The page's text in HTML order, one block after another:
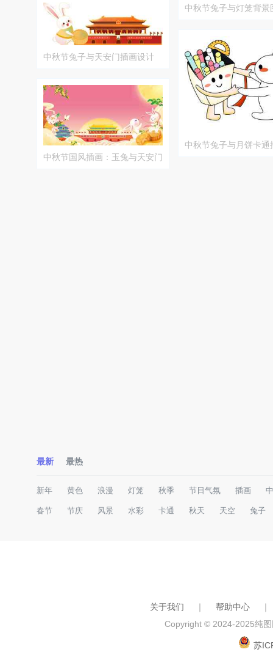
中秋节兔子与天安门插画设计
中秋节国风插画：玉兔与天安门
中秋节兔子与灯笼背景
中秋节兔子与月饼卡通
最新 最热
新年 黄色 浪漫 灯笼 秋季 节日气氛 插画
春节 节庆 风景 水彩 卡通 秋天 天空 兔子
关于我们 ｜ 帮助中心
｜
Copyright © 2024-2025纯
苏